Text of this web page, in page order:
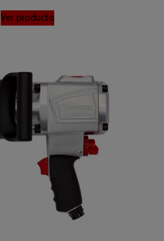
Ver producto